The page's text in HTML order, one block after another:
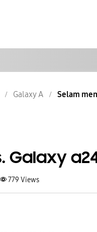
Galaxy A Selam
Galaxy
779 Views